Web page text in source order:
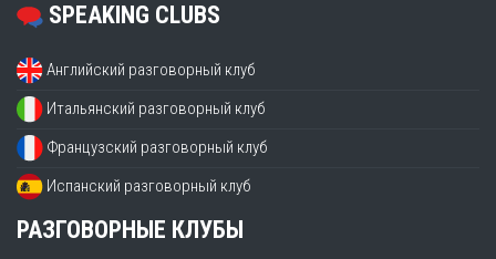
SPEAKING CLUBS
Английский разговорный клуб
Итальянский разговорный клуб
Французский разговорный клуб
Испанский разговорный клуб
РАЗГОВОРНЫЕ КЛУБЫ